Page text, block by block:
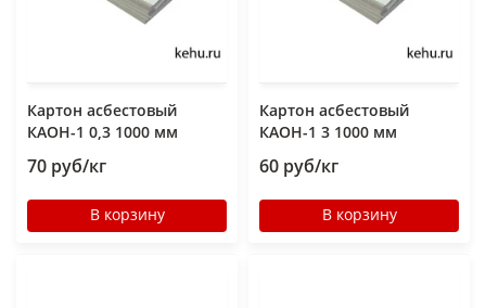
Картон асбестовый
КАОН-1 0,3 1000 мм
70 руб/кг
В корзину
Картон асбестовый
КАОН-1 3 1000 мм
60 руб/кг
В корзину